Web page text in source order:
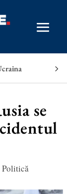
se
Politică